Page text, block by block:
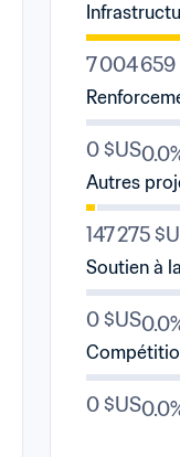
7 004 659
0 $US
Autres
147 275
Soutien à
0 $US
0 $US